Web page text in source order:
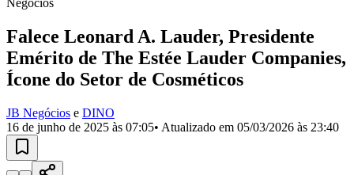
Bairros de Barueri
Selecione sua regiãoPara notícias da sua região
AldeiaAldeia da SerraAldeia de BarueriAlphaville
VistaCalifórnia Carapicuíba
RegiãoCotiaCruz PretaEngenho NovoFazenda
Militar
Califórnia
EsperançaJardim Graziela
Falece Leonard A. Lauder, Presidente
Emérito de The Estée Lauder Companies,
Ícone do Setor de Cosméticos
JB Negócios e DINO
16 de junho de 2025 às 07:05• Atualizado em 05/03/2026 às 23:40